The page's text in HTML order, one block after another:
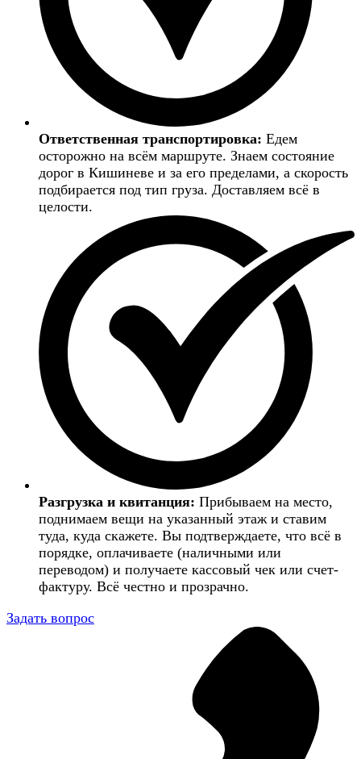
Ответственная транспортировка: Едем
осторожно на всём маршруте. Знаем состояние
дорог в Кишиневе и за его пределами, а скорость
подбирается под тип груза. Доставляем всё в
целости.
Разгрузка и квитанция: Прибываем на место,
поднимаем вещи на указанный этаж и ставим
туда, куда скажете. Вы подтверждаете, что всё в
порядке, оплачиваете (наличными или
переводом) и получаете кассовый чек или счет-
фактуру. Всё честно и прозрачно.
Задать вопрос